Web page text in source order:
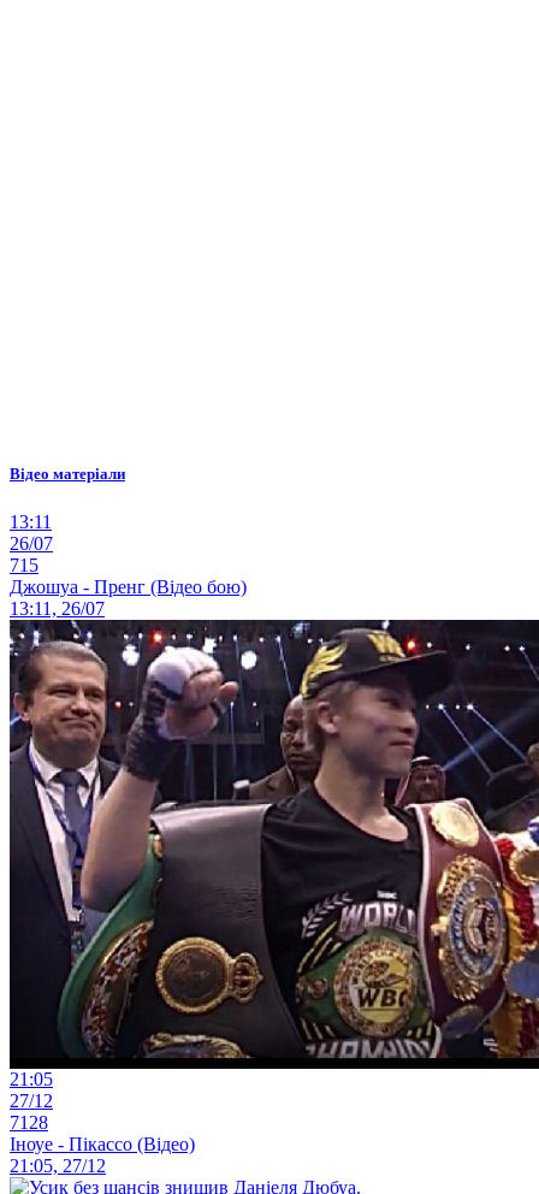
Відео матеріали
13:11
26/07
715
Джошуа - Пренг (Відео бою)
13:11, 26/07
21:05
27/12
7128
Іноуе - Пікассо (Відео)
21:05, 27/12